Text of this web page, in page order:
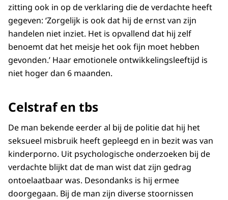
zitting ook in op de verklaring die de verdachte heeft
gegeven: ‘Zorgelijk is ook dat hij de ernst van zijn
handelen niet inziet. Het is opvallend dat hij zelf
benoemt dat het meisje het ook fijn moet hebben
gevonden.’ Haar emotionele ontwikkelingsleeftijd is
niet hoger dan 6 maanden.
Celstraf en tbs
De man bekende eerder al bij de politie dat hij het
seksueel misbruik heeft gepleegd en in bezit was van
kinderporno. Uit psychologische onderzoeken bij de
verdachte blijkt dat de man wist dat zijn gedrag
ontoelaatbaar was. Desondanks is hij ermee
doorgegaan. Bij de man zijn diverse stoornissen